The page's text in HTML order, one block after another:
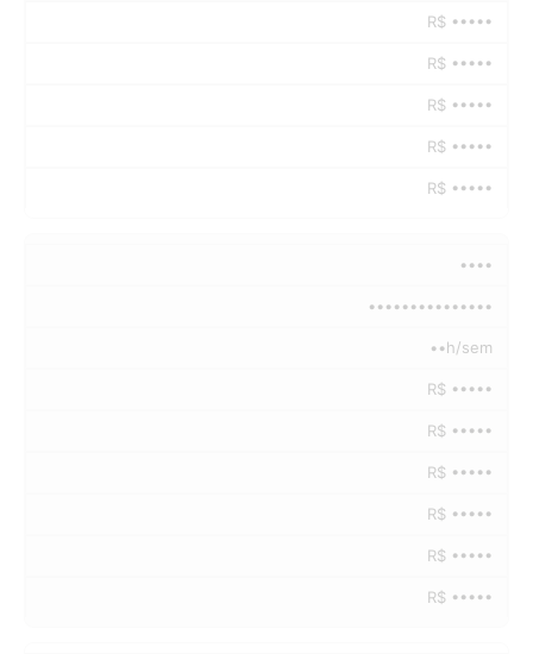
R$ •••••
R$ •••••
R$ •••••
R$ •••••
R$ •••••
••••
•••••••••••••••
••h/sem
R$ •••••
R$ •••••
R$ •••••
R$ •••••
R$ •••••
R$ •••••